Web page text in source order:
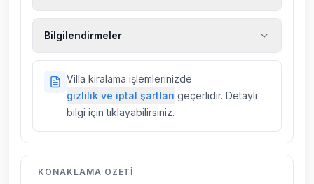
sigortaları fiyatlara dahil değildir.
Bilgilendirmeler
villalarımızda düzenli olarak ilaçlama
yapılmaktadır. Buna rağmen çevrede
kelebek, böcek, sinek vs. bulunma ihtimali
dönemsel olarak altyapı çalışmaları
Villa kiralama işlemlerinizde
gizlilik ve iptal şartları geçerlidir. Detaylı
bilgi için tıklayabilirsiniz.
KONAKLAMA ÖZETI